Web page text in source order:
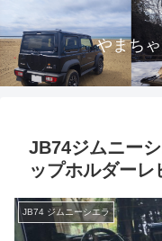
やまち
JB74ジムニー
ップホルダーレ
JB74 ジムニーシエラ